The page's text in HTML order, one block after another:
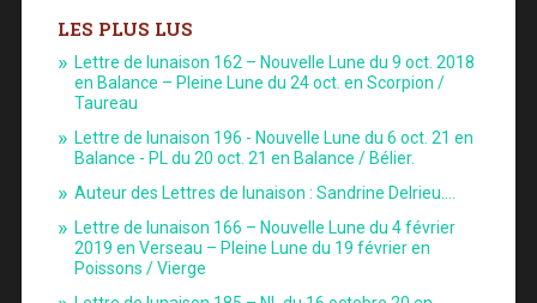
LES PLUS LUS
Lettre de lunaison 162 – Nouvelle Lune du 9 oct. 2018
en Balance – Pleine Lune du 24 oct. en Scorpion /
Taureau
Lettre de lunaison 196 - Nouvelle Lune du 6 oct. 21 en
Balance - PL du 20 oct. 21 en Balance / Bélier.
Auteur des Lettres de lunaison : Sandrine Delrieu.…
Lettre de lunaison 166 – Nouvelle Lune du 4 février
2019 en Verseau – Pleine Lune du 19 février en
Poissons / Vierge